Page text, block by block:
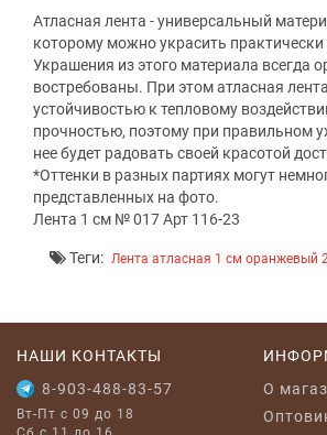
Атласная лента - универсальный
которому можно украсить
Украшения из этого материала всегда
востребованы. При этом атласная
устойчивостью к тепловому
прочностью, поэтому при правильном
нее будет радовать своей красотой
*Оттенки в разных партиях могут
представленных на фото.
Лента 1 см № 017 Арт 116-23
Теги: Лента атласная 1 см оранжевый
НАШИ КОНТАКТЫ
8-903-488-83-57
Вт-Пт с 09 до 18
O